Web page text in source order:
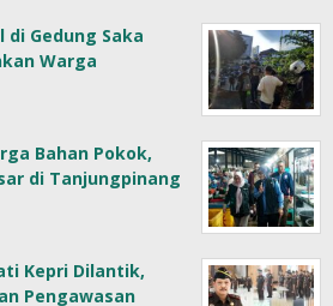
di Gedung Saka
Warga
Bahan Pokok,
di Tanjungpinang
Kepri Dilantik,
Pengawasan